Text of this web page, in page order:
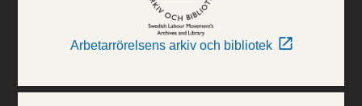
Arbetarrörelsens arkiv och bibliotek